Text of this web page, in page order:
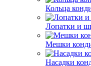
Кольца
Лопатки и
Мешки
Насадки